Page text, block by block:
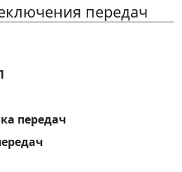
передач
передач